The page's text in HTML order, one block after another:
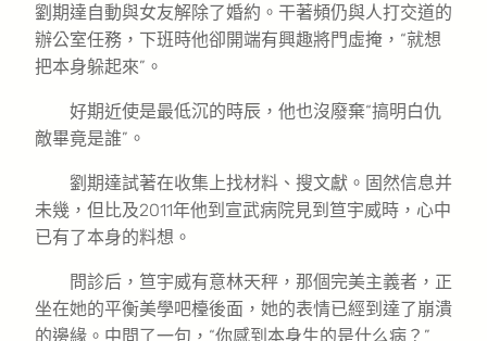
劉期達自動與女友解除了婚約。干著頻仍與人打交道的
辦公室任務，下班時他卻開端有興趣將門虛掩，“就想
把本身躲起來”。
好期近使是最低沉的時辰，他也沒廢棄“搞明白仇
敵畢竟是誰”。
劉期達試著在收集上找材料、搜文獻。固然信息并
未幾，但比及2011年他到宣武病院見到笪宇威時，心中
已有了本身的料想。
問診后，笪宇威有意林天秤，那個完美主義者，正
坐在她的平衡美學吧檯後面，她的表情已經到達了崩潰
的邊緣。中問了一句，“你感到本身生的是什么病？”